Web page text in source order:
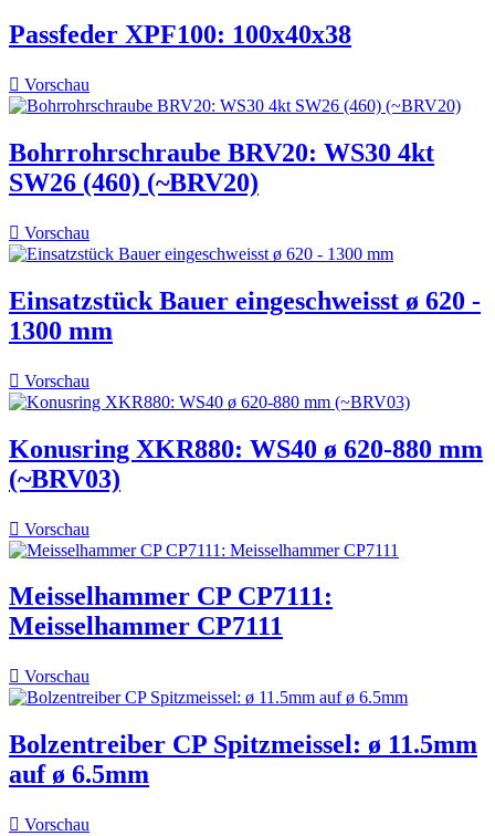
Passfeder XPF100: 100x40x38
 Vorschau
Bohrrohrschraube BRV20: WS30 4kt
SW26 (460) (~BRV20)
 Vorschau
Einsatzstück Bauer eingeschweisst ø 620 -
1300 mm
 Vorschau
Konusring XKR880: WS40 ø 620-880 mm
(~BRV03)
 Vorschau
Meisselhammer CP CP7111:
Meisselhammer CP7111
 Vorschau
Bolzentreiber CP Spitzmeissel: ø 11.5mm
auf ø 6.5mm
 Vorschau